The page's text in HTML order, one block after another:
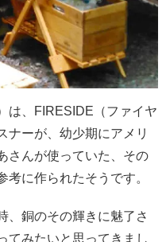
は、FIRESIDE（ファイヤ
ナーが、幼少期にアメリ
さんが使っていた、その
に作られたそうです。
、銅のその輝きに魅了さ
てみたいと思ってきまし